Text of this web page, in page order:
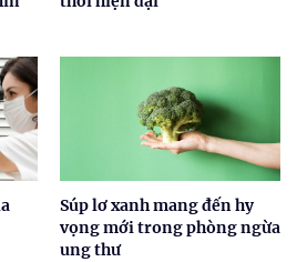
Súp lơ xanh mang đến hy
vọng mới trong phòng ngừa
ung thư